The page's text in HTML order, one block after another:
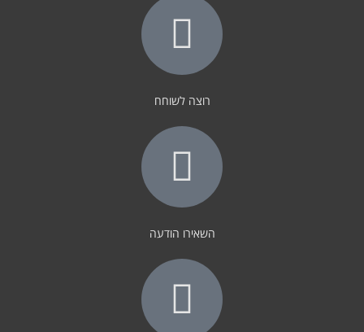
רוצה לשוחח
השאירו הודעה